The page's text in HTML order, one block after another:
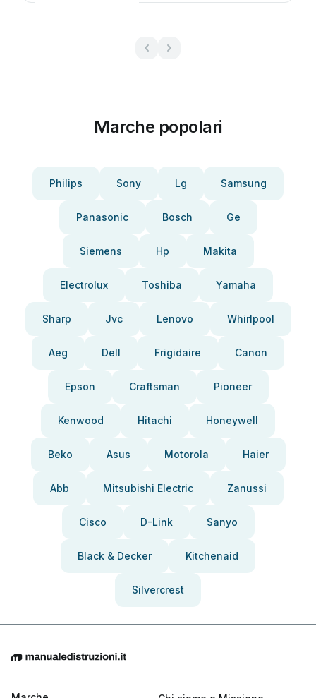
Marche popolari
Philips Sony Lg Samsung
Panasonic Bosch Ge
Siemens Hp Makita
Electrolux Toshiba Yamaha
Sharp Jvc Lenovo Whirlpool
Aeg Dell Frigidaire Canon
Epson Craftsman Pioneer
Kenwood Hitachi Honeywell
Beko Asus Motorola Haier
Abb Mitsubishi Electric Zanussi
Cisco D-Link Sanyo
Black & Decker Kitchenaid
Silvercrest